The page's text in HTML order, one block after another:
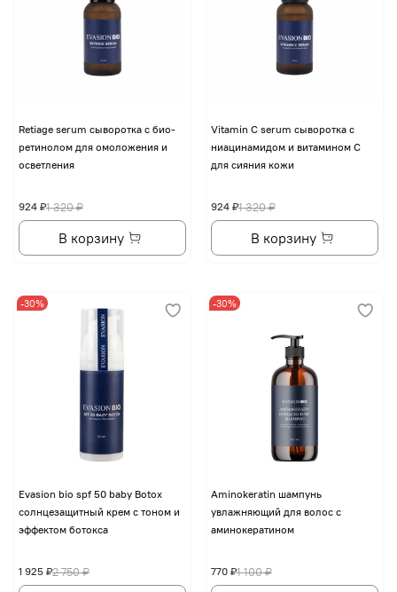
Retiage serum сыворотка с био-
ретинолом для омоложения и
осветления
1 320 ₽
924 ₽
В корзину
Vitamin C serum сыворотка с
ниацинамидом и витамином С
для сияния кожи
1 320 ₽
924 ₽
В корзину
-30%
Evasion bio spf 50 baby Botox
солнцезащитный крем с тоном и
эффектом ботокса
2 750 ₽
1 925 ₽
-30%
Aminokeratin шампунь
увлажняющий для волос с
аминокератином
1 100 ₽
770 ₽